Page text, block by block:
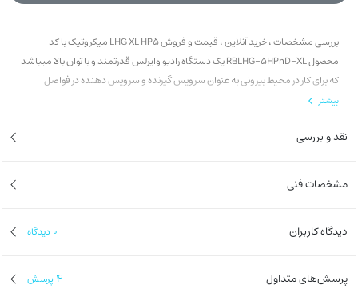
بررسی مشخصات ، خرید آنلاین ، قیمت و فروش LHG XL HP5 میکروتیک با کد
محصول RBLHG-5HPnD-XL یک دستگاه رادیو وایرلس قدرتمند و با توان بالا میباشد
که برای کار در محیط بیرونی به عنوان سرویس گیرنده و سرویس دهنده در فواصل
بیشتر
نقد و بررسی
مشخصات فنی
دیدگاه کاربران 0 دیدگاه
پرسش‌های متداول 4پرسش